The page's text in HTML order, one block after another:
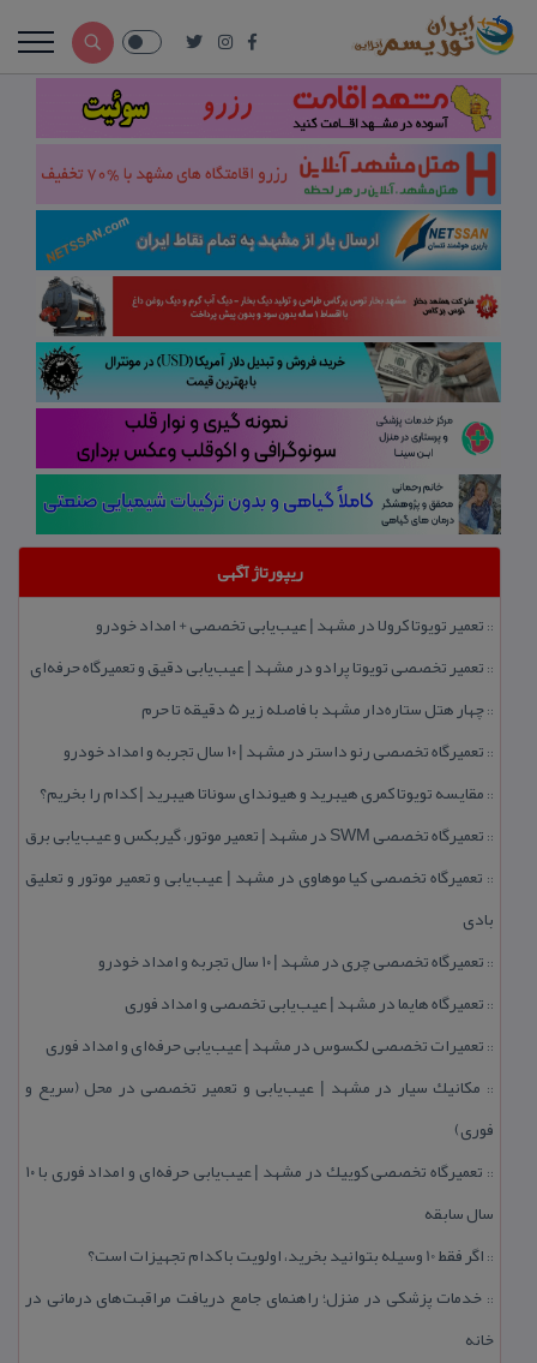
ریپورتاژ آگهی
:: تعمیر تویوتا كرولا در مشهد | عیب‌یابی تخصصی + امداد خودرو
:: تعمیر تخصصی تویوتا پرادو در مشهد | عیب‌یابی دقیق و تعمیرگاه حرفه‌ای
::چهار هتل‌ ستاره‌دار مشهد با فاصله زیر 5 دقیقه تا حرم
:: تعمیرگاه تخصصی رنو داستر در مشهد | ۱۰ سال تجربه و امداد خودرو
:: مقایسه تویوتا كمری هیبرید و هیوندای سوناتا هیبرید | كدام را بخریم؟
:: تعمیرگاه تخصصی SWM در مشهد | تعمیر موتور، گیربكس و عیب‌یابی برق
:: تعمیرگاه تخصصی كیا موهاوی در مشهد | عیب‌یابی و تعمیر موتور و تعلیق
بادی
:: تعمیرگاه تخصصی چری در مشهد | ۱۰ سال تجربه و امداد خودرو
:: تعمیرگاه هایما در مشهد | عیب‌یابی تخصصی و امداد فوری
:: تعمیرات تخصصی لكسوس در مشهد | عیب‌یابی حرفه‌ای و امداد فوری
:: مكانیك سیار در مشهد | عیب‌یابی و تعمیر تخصصی در محل (سریع و
فوری)
::
تعمیرگاه تخصصی كوییك در مشهد | عیب‌یابی حرفه‌ای و امداد فوری با ۱۰
سال سابقه
:: اگر فقط 10 وسیله بتوانید بخرید، اولویت با كدام تجهیزات است؟
:: خدمات پزشكی در منزل؛ راهنمای جامع دریافت مراقبت‌های درمانی در
خانه